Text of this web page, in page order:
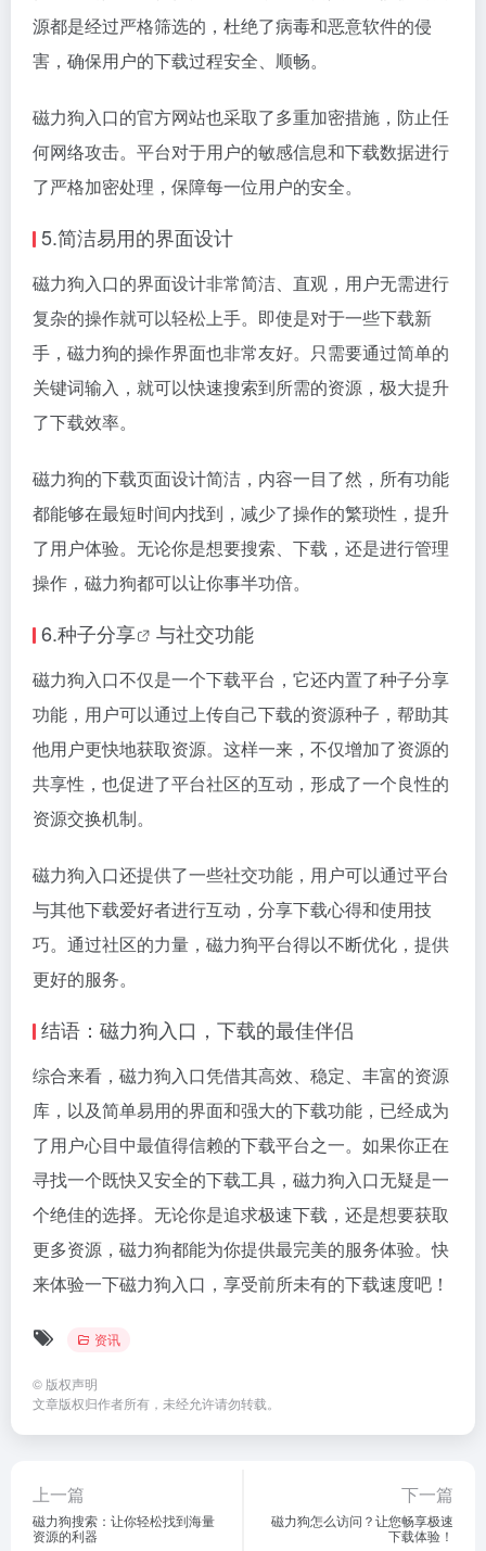
源都是经过严格筛选的，杜绝了病毒和恶意软件的侵
害，确保用户的下载过程安全、顺畅。
磁力狗入口的官方网站也采取了多重加密措施，防止任
何网络攻击。平台对于用户的敏感信息和下载数据进行
了严格加密处理，保障每一位用户的安全。
5.简洁易用的界面设计
磁力狗入口的界面设计非常简洁、直观，用户无需进行
复杂的操作就可以轻松上手。即使是对于一些下载新
手，磁力狗的操作界面也非常友好。只需要通过简单的
关键词输入，就可以快速搜索到所需的资源，极大提升
了下载效率。
磁力狗的下载页面设计简洁，内容一目了然，所有功能
都能够在最短时间内找到，减少了操作的繁琐性，提升
了用户体验。无论你是想要搜索、下载，还是进行管理
操作，磁力狗都可以让你事半功倍。
6.种子分享 与社交功能
磁力狗入口不仅是一个下载平台，它还内置了种子分享
功能，用户可以通过上传自己下载的资源种子，帮助其
他用户更快地获取资源。这样一来，不仅增加了资源的
共享性，也促进了平台社区的互动，形成了一个良性的
资源交换机制。
磁力狗入口还提供了一些社交功能，用户可以通过平台
与其他下载爱好者进行互动，分享下载心得和使用技
巧。通过社区的力量，磁力狗平台得以不断优化，提供
更好的服务。
结语：磁力狗入口，下载的最佳伴侣
综合来看，磁力狗入口凭借其高效、稳定、丰富的资源
库，以及简单易用的界面和强大的下载功能，已经成为
了用户心目中最值得信赖的下载平台之一。如果你正在
寻找一个既快又安全的下载工具，磁力狗入口无疑是一
个绝佳的选择。无论你是追求极速下载，还是想要获取
更多资源，磁力狗都能为你提供最完美的服务体验。快
来体验一下磁力狗入口，享受前所未有的下载速度吧！
资讯
© 版权声明
文章版权归作者所有，未经允许请勿转载。
上一篇
磁力狗搜索：让你轻松找到海量
资源的利器
下一篇
磁力狗怎么访问？让您畅享极速
下载体验！